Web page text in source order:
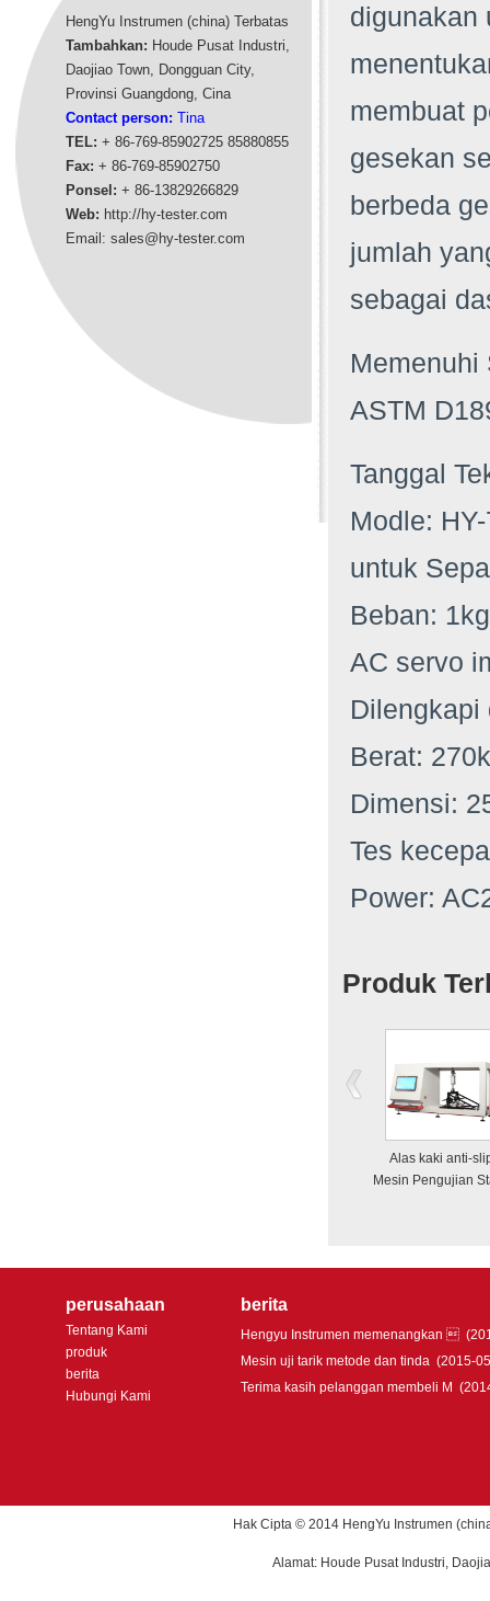
HengYu Instrumen (china) Terbatas
Tambahkan: Houde Pusat Industri,
Daojiao Town, Dongguan City,
Provinsi Guangdong, Cina
Contact person: Tina
TEL: + 86-769-85902725 85880855
Fax: + 86-769-85902750
Ponsel: + 86-13829266829
Web: http://hy-tester.com
Email: sales@hy-tester.com
digunakan
membuat
gesekan
berbeda
jumlah
sebagai
Memenuhi
ASTM
Tanggal
Modle:
untuk
Beban:
AC servo
Dilengkapi
Berat:
Dimensi:
Tes
Power:
Produk
Alas kaki anti-
Mesin Pengujian
perusahaan
Tentang Kami
produk
berita
Hubungi Kami
berita
Hengyu Instrumen memenangkan 
Mesin uji tarik metode dan tinda (2015-
Terima kasih pelanggan membeli M
Hak Cipta © 2014 HengYu Instrumen
Alamat: Houde Pusat Industri,